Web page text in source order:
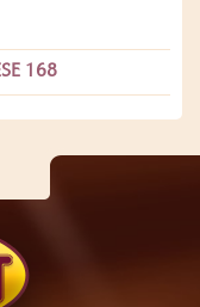
168